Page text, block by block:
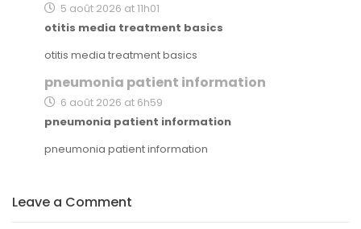
5 août 2026 at 11h01
otitis media treatment basics
otitis media treatment basics
pneumonia patient information
6 août 2026 at 6h59
pneumonia patient information
pneumonia patient information
Leave a Comment